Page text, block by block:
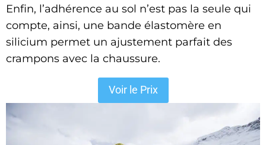
Enfin, l’adhérence au sol n’est pas la seule qui
compte, ainsi, une bande élastomère en
silicium permet un ajustement parfait des
crampons avec la chaussure.
Voir le Prix